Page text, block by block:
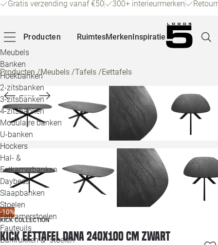
Gratis verzending vanaf €50 300+ interieurmerken
Producten
Meubels
Banken
Hoekbanken
2-zitsbanken
3-zitsbanken
4-zitsbanken
Modulaire banken
U-banken
Hockers
Hal- &
Eetkamerbanken
Daybeds
Slaapbanken
Stoelen
Eetkamerstoelen
Fauteuils
Barkrukken & -stoelen
RuimtesMerkenInspiratie
Producten/Meubels /Tafels /Eettafels
-10%
KICK COLLECTION
Kick Eettafel Dana 240x100 cm zwart